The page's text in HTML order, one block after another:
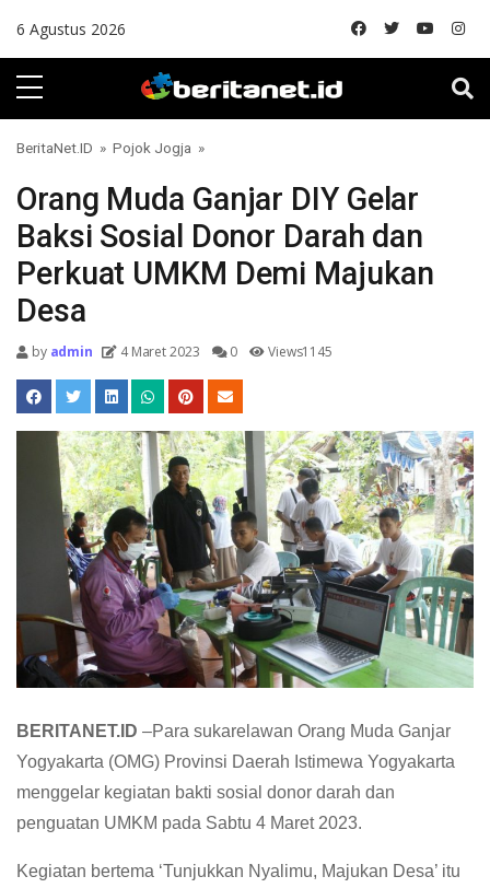
6 Agustus 2026
BeritaNet.ID » Pojok Jogja »
Orang Muda Ganjar DIY Gelar
Baksi Sosial Donor Darah dan
Perkuat UMKM Demi Majukan
Desa
byadmin 4 Maret 2023 0 Views1145
BERITANET.ID –Para sukarelawan Orang Muda Ganjar
Yogyakarta (OMG) Provinsi Daerah Istimewa Yogyakarta
menggelar kegiatan bakti sosial donor darah dan
penguatan UMKM pada Sabtu 4 Maret 2023.
Kegiatan bertema ‘Tunjukkan Nyalimu, Majukan Desa’ itu